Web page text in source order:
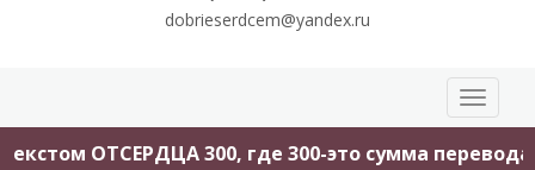
dobrieserdcem@yandex.ru
Toggle
300, где 300-это сумма перевода.